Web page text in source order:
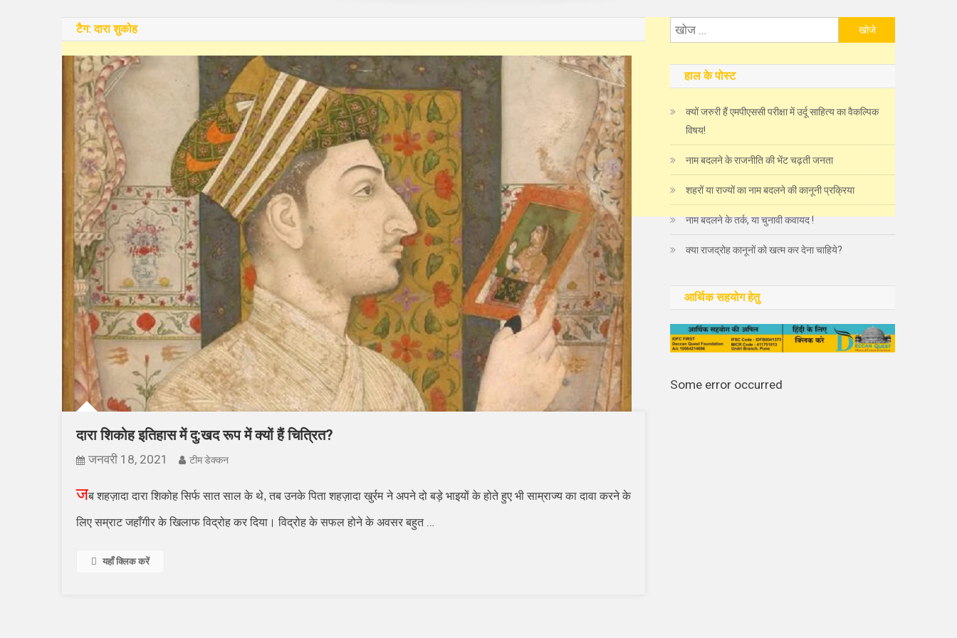
टैग:दारा शुकोह
दारा शिकोह इतिहास में दु:खद रूप में क्यों हैं चित्रित?
जनवरी 18, 2021 टीम डेक्कन
जब शहज़ादा दारा शिकोह सिर्फ सात साल के थे,तब उनके पिता शहज़ादा खुर्रम ने अपने दो बड़े भाइयों के होते हुए भी साम्राज्य का दावा करने के
लिए सम्राट जहाँगीर के खिलाफ विद्रोह कर दिया। विद्रोह के सफल होने के अवसर बहुत …
यहाँ क्लिक करें
निम्न
हाल के पोस्ट
क्यों जरुरी हैं एमपीएससी परीक्षा में उर्दू साहित्य का वैकल्पिक
विषय!
नाम बदलने के राजनीति की भेंट चढ़ती जनता
शहरों या राज्यों का नाम बदलने की कानूनी प्रक्रिया
नाम बदलने के तर्क, या चुनावी कवायद !
क्या राजद्रोह कानूनों को खत्म कर देना चाहिये?
आर्थिक सहयोग हेतु
Some error occurred